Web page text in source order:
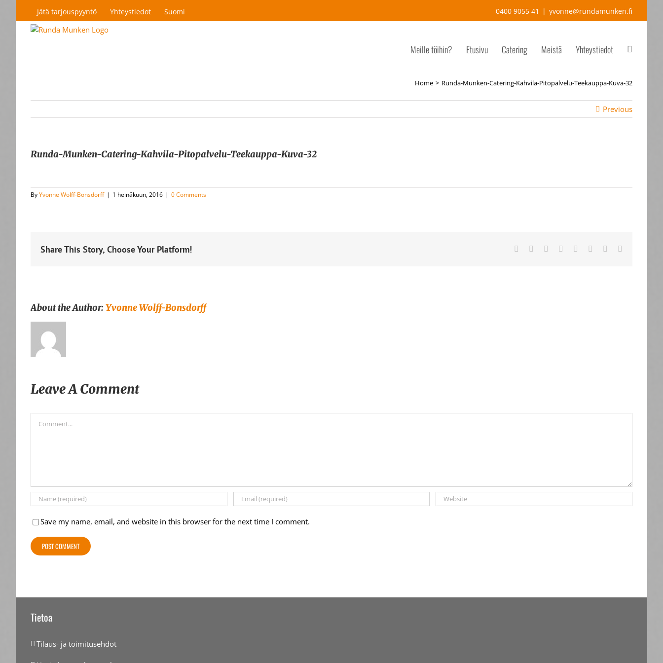
Jätä tarjouspyyntö Yhteystiedot Suomi 0400 9055 41 | yvonne@rundamunken.fi
Meille töihin? Etusivu Catering Meistä Yhteystiedot
Home Runda-Munken-Catering-Kahvila-Pitopalvelu-Teekauppa-Kuva-32
Previous
Runda-Munken-Catering-Kahvila-Pitopalvelu-Teekauppa-Kuva-32
ByYvonne Wolff-Bonsdorff | 1 heinäkuun, 2016 | 0 Comments
Share This Story, Choose Your Platform! Facebook Reddit LinkedIn
TumblrPinterest
About the Author:Yvonne Wolff-Bonsdorff
Leave A Comment
Save my name, email, and website in this browser for the next time I comment.
Tietoa
Tilaus- ja toimitusehdot